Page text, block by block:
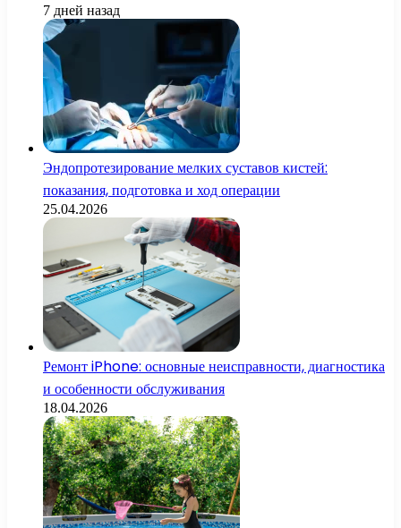
7 дней назад
Эндопротезирование мелких суставов кистей:
показания, подготовка и ход операции
25.04.2026
Ремонт iPhone: основные неисправности, диагностика
и особенности обслуживания
18.04.2026